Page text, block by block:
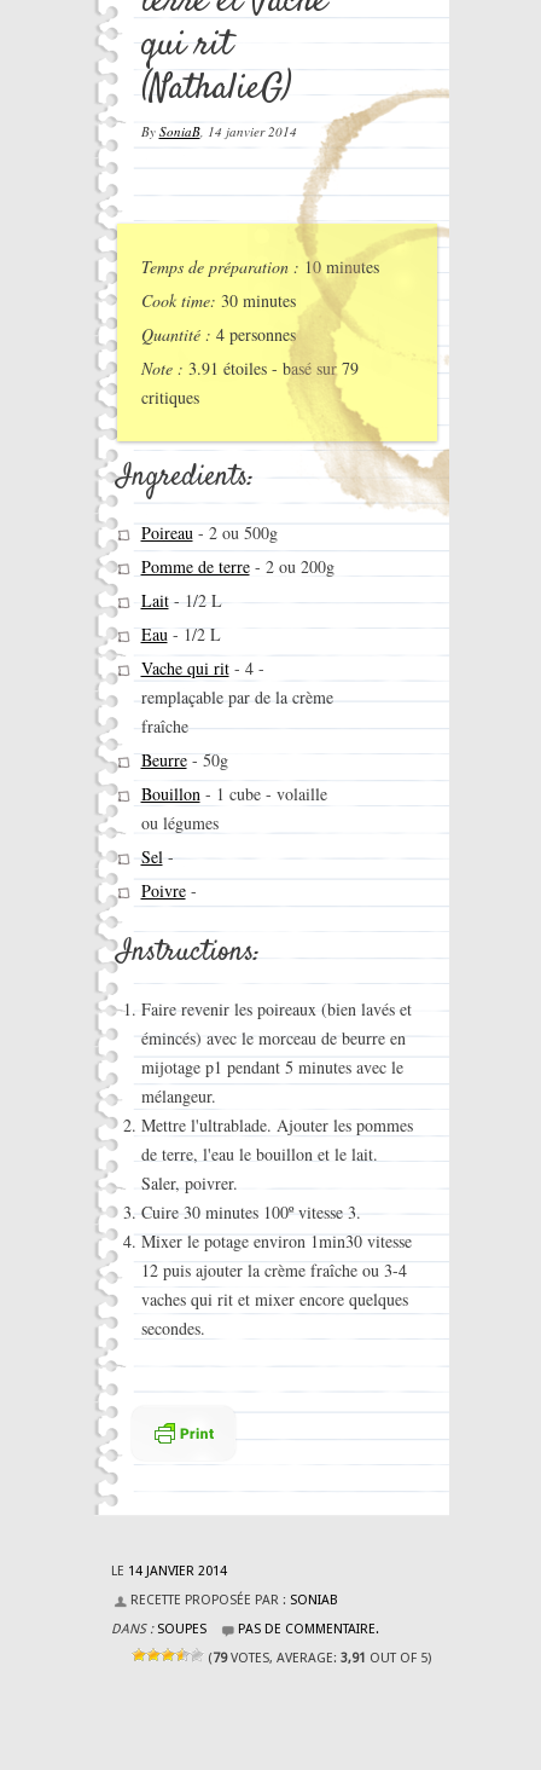
qui rit
(NathalieG)
By SoniaB, 14 janvier 2014
Temps de préparation : 10 minutes
Cook time: 30 minutes
Quantité : 4 personnes
Note : 3.91 étoiles - basé sur 79
critiques
Ingredients:
Poireau- 2 ou 500g
Pomme de terre- 2 ou 200g
Lait-1/2 L
Eau-1/2 L
Vache qui rit- 4 -
remplaçable par de la crème
fraîche
Beurre- 50g
Bouillon- 1 cube - volaille
ou légumes
Sel-
Poivre-
Instructions:
Faire revenir les poireaux (bien lavés et
émincés) avec le morceau de beurre en
mijotage p1 pendant 5 minutes avec le
mélangeur.
Mettre l'ultrablade. Ajouter les pommes
de terre, l'eau le bouillon et le lait.
Saler, poivrer.
Cuire 30 minutes 100º vitesse 3.
Mixer le potage environ 1min30 vitesse
12 puis ajouter la crème fraîche ou 3-4
vaches qui rit et mixer encore quelques
secondes.
LE 14 JANVIER 2014
RECETTE PROPOSÉE PAR : SONIAB
DANS : SOUPES
PAS DE COMMENTAIRE.
(79VOTES, AVERAGE: 3,91 OUT OF 5)